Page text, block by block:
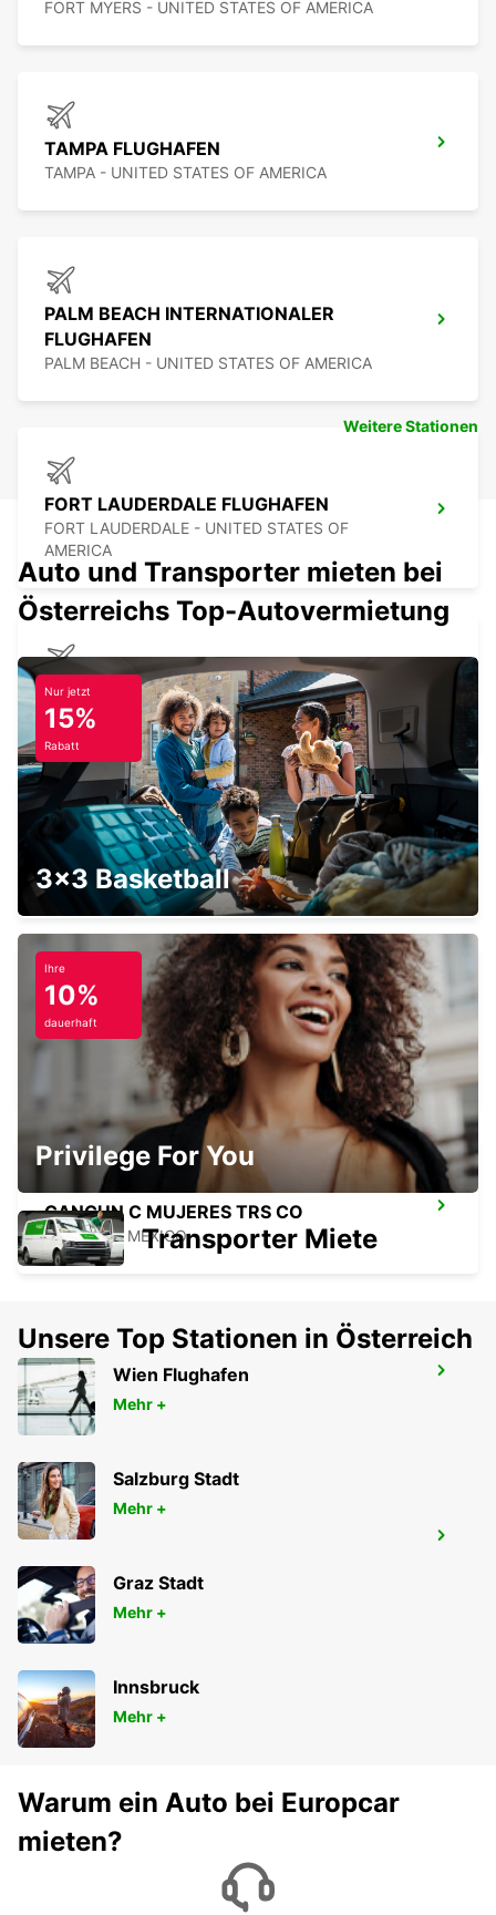
FORT MYERS - UNITED STATES OF AMERICA
TAMPA FLUGHAFEN
TAMPA - UNITED STATES OF AMERICA
PALM BEACH INTERNATIONALER
FLUGHAFEN
PALM BEACH - UNITED STATES OF AMERICA
FORT LAUDERDALE FLUGHAFEN
FORT LAUDERDALE - UNITED STATES OF
AMERICA
MIAMI FLUGHAFEN
MIAMI - UNITED STATES OF AMERICA
ORLANDO FLUGHAFEN
ORLANDO - UNITED STATES OF AMERICA
CANCÚN C MUJERES GRAND
PALLADIUM
CANCUN - MEXICO
CANCUN C MUJERES TRS CO
CANCUN - MEXICO
PUERTO JUAREZ
CANCUN QUINTANA ROO - MEXICO
CANCUN BANMPAK INNENSTADT
CANCUN - MEXICO
Weitere Stationen
Auto und Transporter mieten bei
Österreichs Top-Autovermietung
Nur jetzt
15%
Rabatt
3x3 Basketball
Ihre
10%
dauerhaft
Privilege For You
Transporter Miete
Unsere Top Stationen in Österreich
Wien Flughafen
Mehr +
Salzburg Stadt
Mehr +
Graz Stadt
Mehr +
Innsbruck
Mehr +
Warum ein Auto bei Europcar
mieten?